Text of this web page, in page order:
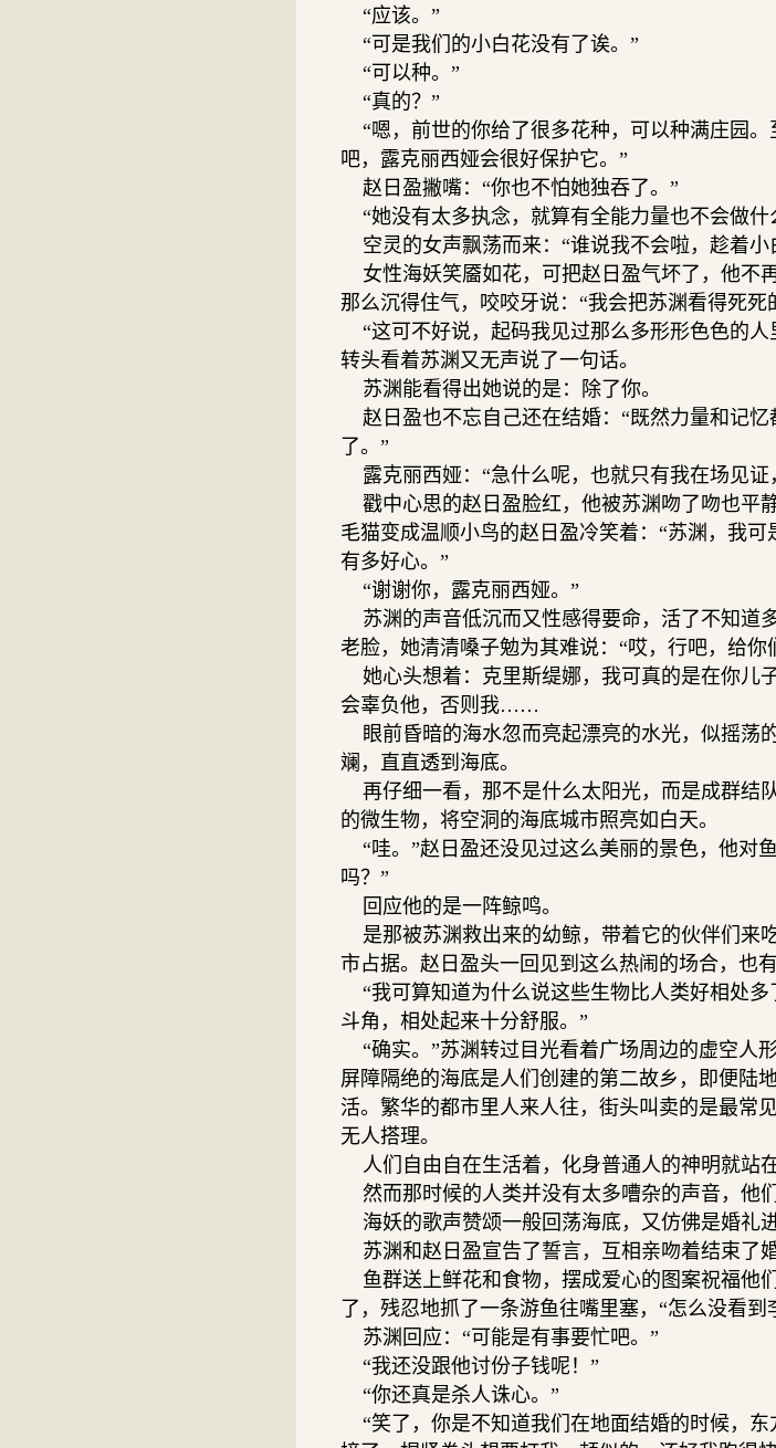
“应该。”
“可是我们的小白花没有了诶。”
“可以种。”
“真的？”
“嗯，前世的你给了很多花种，可以种满庄园
吧，露克丽西娅会很好保护它。”
赵日盈撇嘴：“你也不怕她独吞了。”
“她没有太多执念，就算有全能力量也不会做什
空灵的女声飘荡而来：“谁说我不会啦，趁着小
女性海妖笑靥如花，可把赵日盈气坏了，他不
那么沉得住气，咬咬牙说：“我会把苏渊看得死死
“这可不好说，起码我见过那么多形形色色的
转头看着苏渊又无声说了一句话。
苏渊能看得出她说的是：除了你。
赵日盈也不忘自己还在结婚：“既然力量和记
了。”
露克丽西娅：“急什么呢，也就只有我在场见证
戳中心思的赵日盈脸红，他被苏渊吻了吻也平
毛猫变成温顺小鸟的赵日盈冷笑着：“苏渊，我
有多好心。”
“谢谢你，露克丽西娅。”
苏渊的声音低沉而又性感得要命，活了不知道
老脸，她清清嗓子勉为其难说：“哎，行吧，给你
她心头想着：克里斯缇娜，我可真的是在你儿
会辜负他，否则我……
眼前昏暗的海水忽而亮起漂亮的水光，似摇荡
斓，直直透到海底。
再仔细一看，那不是什么太阳光，而是成群结
的微生物，将空洞的海底城市照亮如白天。
“哇。”赵日盈还没见过这么美丽的景色，他对
吗？”
回应他的是一阵鲸鸣。
是那被苏渊救出来的幼鲸，带着它的伙伴们来
市占据。赵日盈头一回见到这么热闹的场合，也
“我可算知道为什么说这些生物比人类好相处
斗角，相处起来十分舒服。”
“确实。”苏渊转过目光看着广场周边的虚空人
屏障隔绝的海底是人们创建的第二故乡，即便陆
活。繁华的都市里人来人往，街头叫卖的是最常
无人搭理。
人们自由自在生活着，化身普通人的神明就站
然而那时候的人类并没有太多嘈杂的声音，他
海妖的歌声赞颂一般回荡海底，又仿佛是婚礼进
苏渊和赵日盈宣告了誓言，互相亲吻着结束了婚
鱼群送上鲜花和食物，摆成爱心的图案祝福他
了，残忍地抓了一条游鱼往嘴里塞，“怎么没看到
苏渊回应：“可能是有事要忙吧。”
“我还没跟他讨份子钱呢！”
“你还真是杀人诛心。”
“笑了，你是不知道我们在地面结婚的时候，